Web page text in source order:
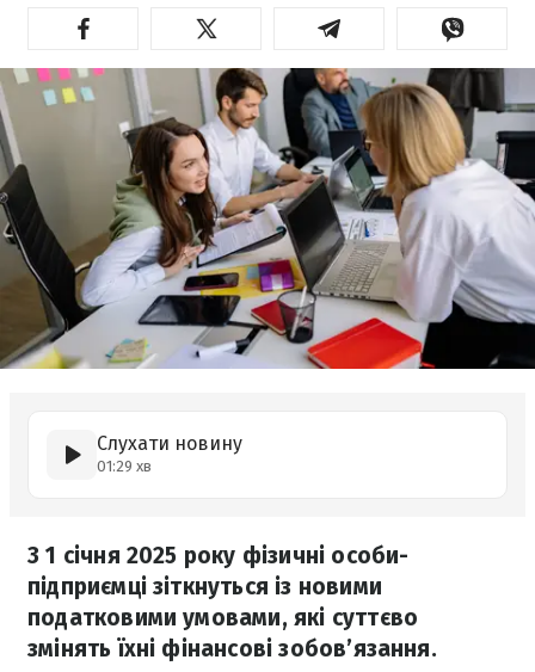
Слухати новину
01:29 хв
З 1 січня 2025 року фізичні особи-
підприємці зіткнуться із новими
податковими умовами, які суттєво
змінять їхні фінансові зобов’язання.